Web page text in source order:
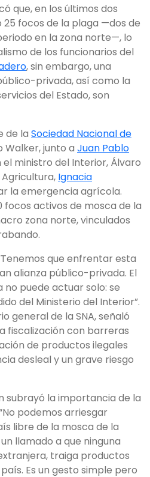
que, en los últimos dos
25 focos de la plaga —dos de
en la zona norte—, lo
de los funcionarios del
, sin embargo, una
privada, así como la
del Estado, son
de la Sociedad Nacional de
Walker, junto a Juan Pablo
el ministro del Interior, Álvaro
Agricultura, Ignacia
la emergencia agrícola.
activos de mosca de la
zona norte, vinculados
que enfrentar esta
alianza público-privada. El
no puede actuar solo: se
del Ministerio del Interior”.
general de la SNA, señaló
fiscalización con barreras
de productos ilegales
desleal y un grave riesgo
subrayó la importancia de la
podemos arriesgar
libre de la mosca de la
llamado a que ninguna
traiga productos
Es un gesto simple pero